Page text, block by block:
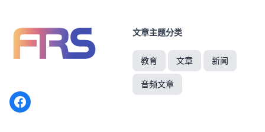
Facebook
文章主题分类
教育 文章 新闻
音频文章